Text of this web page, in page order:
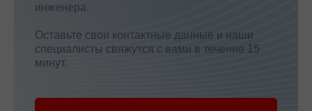
инженера.
Оставьте свои контактные данные и наши
специалисты свяжутся с вами в течение 15
минут.